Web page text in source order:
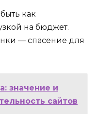
как
на бюджет.
— спасение для
значение и
сайтов